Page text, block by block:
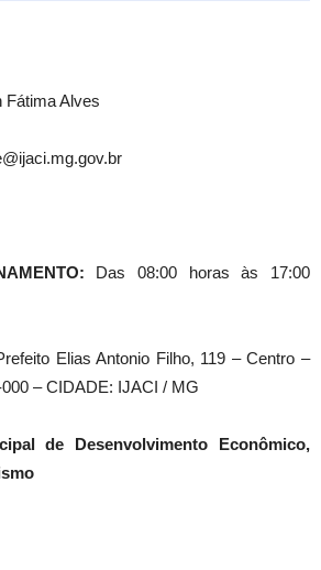
Fátima Alves
Das 08:00 horas às 17:00
Elias Antonio Filho, 119 – Centro –
– CIDADE: IJACI / MG
de Desenvolvimento Econômico,